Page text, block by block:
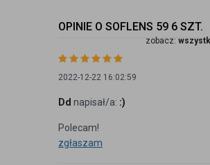
OPINIE O SOFLENS 59 6 SZT.
zobacz:
2022-12-22 16:02:59
Dd napisał/a: :)
Polecam!
zgłaszam